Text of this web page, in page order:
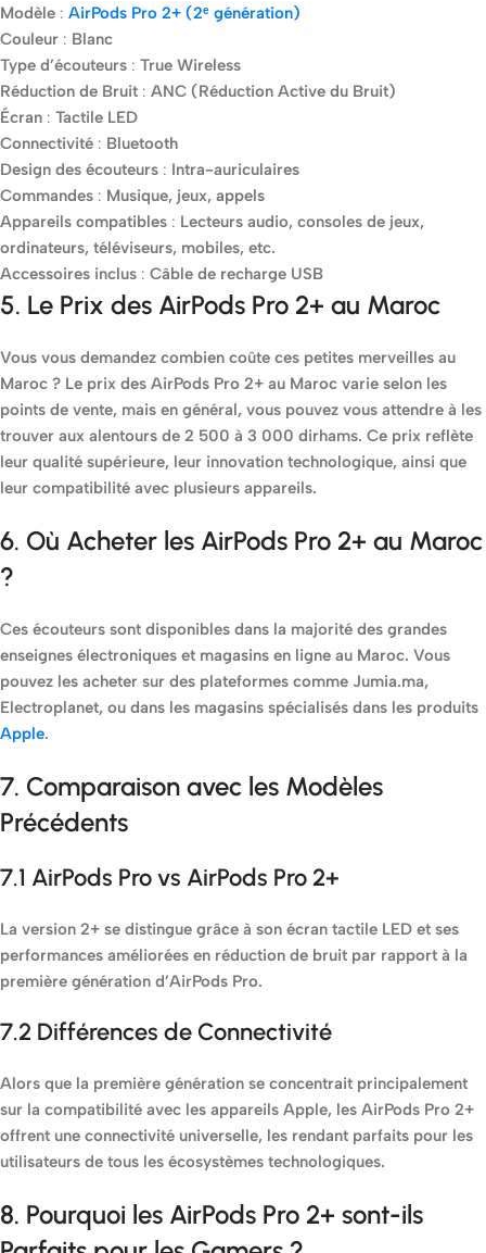
Modèle : AirPods Pro 2+ (2ᵉ génération)
Couleur : Blanc
Type d’écouteurs : True Wireless
Réduction de Bruit : ANC (Réduction Active du Bruit)
Écran : Tactile LED
Connectivité : Bluetooth
Design des écouteurs : Intra-auriculaires
Commandes : Musique, jeux, appels
Appareils compatibles : Lecteurs audio, consoles de jeux,
ordinateurs, téléviseurs, mobiles, etc.
Accessoires inclus : Câble de recharge USB
5. Le Prix des AirPods Pro 2+ au Maroc
Vous vous demandez combien coûte ces petites merveilles au
Maroc ? Le prix des AirPods Pro 2+ au Maroc varie selon les
points de vente, mais en général, vous pouvez vous attendre à les
trouver aux alentours de 2 500 à 3 000 dirhams. Ce prix reflète
leur qualité supérieure, leur innovation technologique, ainsi que
leur compatibilité avec plusieurs appareils.
6. Où Acheter les AirPods Pro 2+ au Maroc
?
Ces écouteurs sont disponibles dans la majorité des grandes
enseignes électroniques et magasins en ligne au Maroc. Vous
pouvez les acheter sur des plateformes comme Jumia.ma,
Electroplanet, ou dans les magasins spécialisés dans les produits
Apple.
7. Comparaison avec les Modèles
Précédents
7.1 AirPods Pro vs AirPods Pro 2+
La version 2+ se distingue grâce à son écran tactile LED et ses
performances améliorées en réduction de bruit par rapport à la
première génération d’AirPods Pro.
7.2 Différences de Connectivité
Alors que la première génération se concentrait principalement
sur la compatibilité avec les appareils Apple, les AirPods Pro 2+
offrent une connectivité universelle, les rendant parfaits pour les
utilisateurs de tous les écosystèmes technologiques.
8. Pourquoi les AirPods Pro 2+ sont-ils